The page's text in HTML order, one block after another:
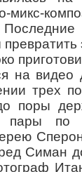
микс-
на
трех
поры
пары по
Симан